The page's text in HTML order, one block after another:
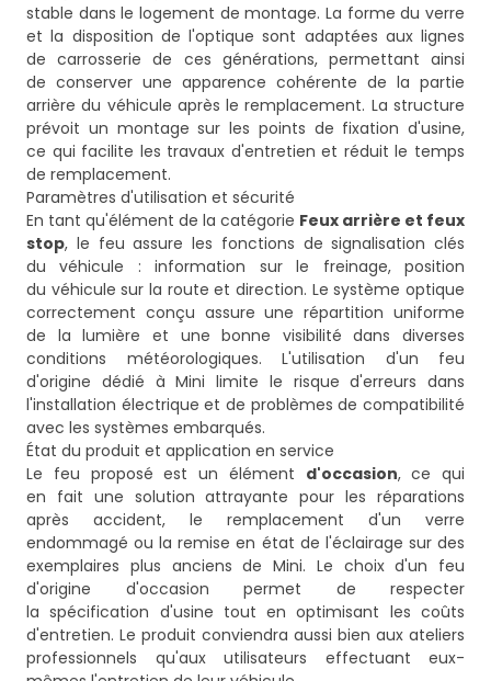
stable dans le logement de montage. La forme du verre
et la disposition de l'optique sont adaptées aux lignes
de carrosserie de ces générations, permettant ainsi
de conserver une apparence cohérente de la partie
arrière du véhicule après le remplacement. La structure
prévoit un montage sur les points de fixation d'usine,
ce qui facilite les travaux d'entretien et réduit le temps
de remplacement.
Paramètres d'utilisation et sécurité
En tant qu'élément de la catégorie Feux arrière et feux
stop, le feu assure les fonctions de signalisation clés
du véhicule : information sur le freinage, position
du véhicule sur la route et direction. Le système optique
correctement conçu assure une répartition uniforme
de la lumière et une bonne visibilité dans diverses
conditions météorologiques. L'utilisation d'un feu
d'origine dédié à Mini limite le risque d'erreurs dans
l'installation électrique et de problèmes de compatibilité
avec les systèmes embarqués.
État du produit et application en service
Le feu proposé est un élément d'occasion, ce qui
en fait une solution attrayante pour les réparations
après accident, le remplacement d'un verre
endommagé ou la remise en état de l'éclairage sur des
exemplaires plus anciens de Mini. Le choix d'un feu
d'origine d'occasion permet de respecter
la spécification d'usine tout en optimisant les coûts
d'entretien. Le produit conviendra aussi bien aux ateliers
professionnels qu'aux utilisateurs effectuant eux-